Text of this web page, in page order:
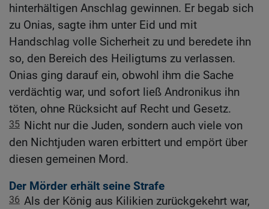
hinterhältigen Anschlag gewinnen. Er begab sich
zu Onias, sagte ihm unter Eid und mit
Handschlag volle Sicherheit zu und beredete ihn
so, den Bereich des Heiligtums zu verlassen.
Onias ging darauf ein, obwohl ihm die Sache
verdächtig war, und sofort ließ Andronikus ihn
töten, ohne Rücksicht auf Recht und Gesetz.
35 Nicht nur die Juden, sondern auch viele von
den Nichtjuden waren erbittert und empört über
diesen gemeinen Mord.
Der Mörder erhält seine Strafe
36 Als der König aus Kilikien zurückgekehrt war,